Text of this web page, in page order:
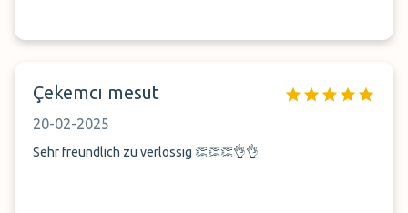
Çekemcı mesut
20-02-2025
Sehr freundlich zu verlössıg 👏👏👏👌👌